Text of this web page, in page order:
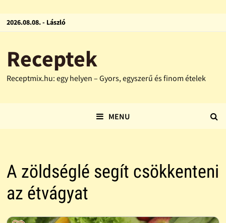
2026.08.08. - László
Receptek
Receptmix.hu: egy helyen – Gyors, egyszerű és finom ételek
MENU
A zöldséglé segít csökkenteni
az étvágyat